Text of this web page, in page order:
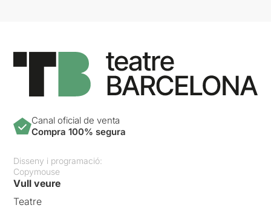
Canal oficial de venta
Compra 100% segura
Disseny i programació:
Copymouse
Vull veure
Teatre